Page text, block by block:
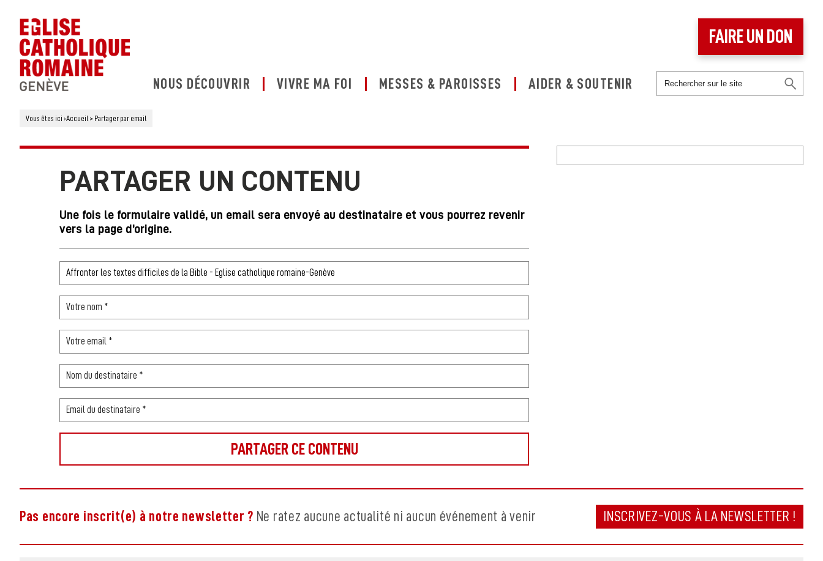
NOUS DÉCOUVRIR VIVRE MA FOI MESSES & PAROISSES AIDER & SOUTENIR
FAIRE UN DON
Vous êtes ici ›Accueil > Partager par email
PARTAGER UN CONTENU
Une fois le formulaire validé, un email sera envoyé au destinataire et vous pourrez revenir
vers la page d’origine.
Pas encore inscrit(e) à notre newsletter ? Ne ratez aucune actualité ni aucun événement à venir INSCRIVEZ-VOUS À LA NEWSLETTER !